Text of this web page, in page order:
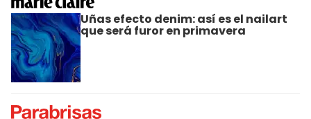
Uñas efecto denim: así es el nailart
que será furor en primavera